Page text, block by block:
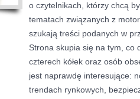
o czytelnikach, którzy chcą
tematach związanych z
szukają treści podanych w
Strona skupia się na tym, co
czterech kółek oraz osób
jest naprawdę interesujące:
trendach rynkowych,